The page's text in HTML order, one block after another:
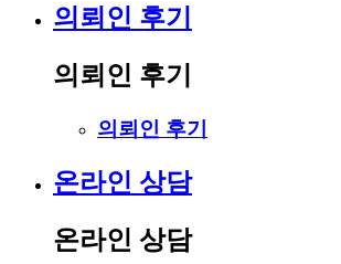
의뢰인 후기
의뢰인 후기
의뢰인 후기
온라인 상담
온라인 상담